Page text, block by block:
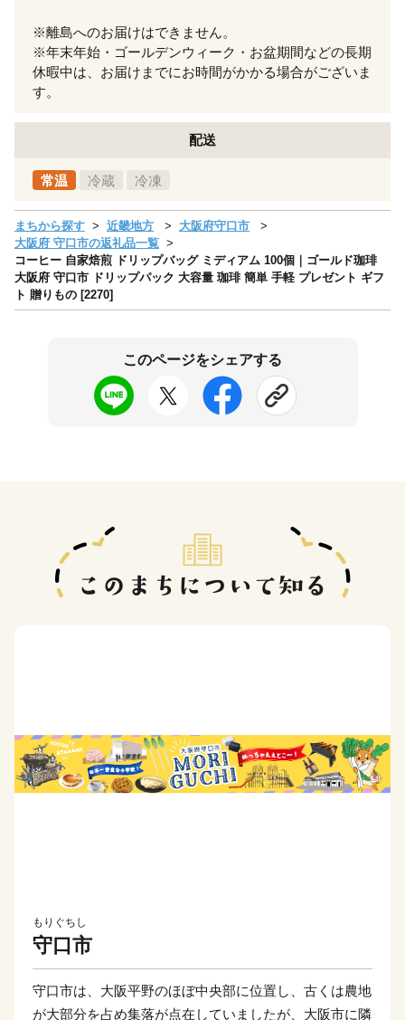
※離島へのお届けはできません。
※年末年始・ゴールデンウィーク・お盆期間などの長期
休暇中は、お届けまでにお時間がかかる場合がございま
す。
配送
常温 冷蔵 冷凍
まちから探す 近畿地方
大阪府守口市
大阪府 守口市の返礼品一覧
コーヒー 自家焙煎 ドリップバッグ ミディアム 100個｜ゴールド珈琲
大阪府 守口市 ドリップパック 大容量 珈琲 簡単 手軽 プレゼント ギフ
ト 贈りもの [2270]
このページをシェアする
もりぐちし
守口市
守口市は、大阪平野のほぼ中央部に位置し、古くは農地
が大部分を占め集落が点在していましたが、大阪市に隣